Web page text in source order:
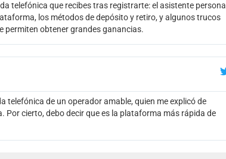
telefónica que recibes tras registrarte: el asistente personal
los métodos de depósito y retiro, y algunos trucos
permiten obtener grandes ganancias.
telefónica de un operador amable, quien me explicó de
Por cierto, debo decir que es la plataforma más rápida de